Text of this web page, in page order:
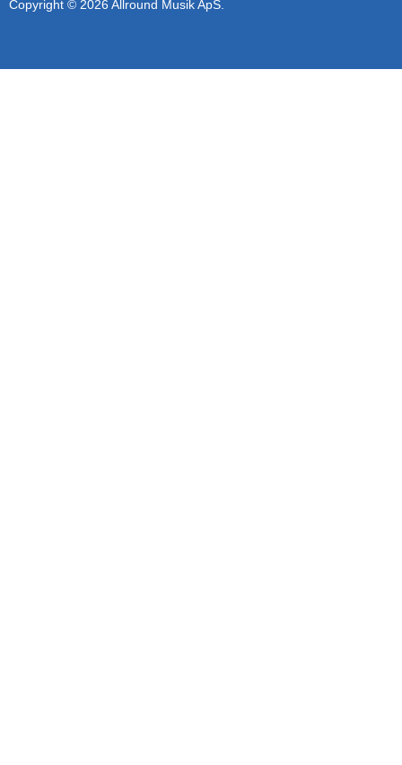
Copyright © 2026 Allround Musik ApS.